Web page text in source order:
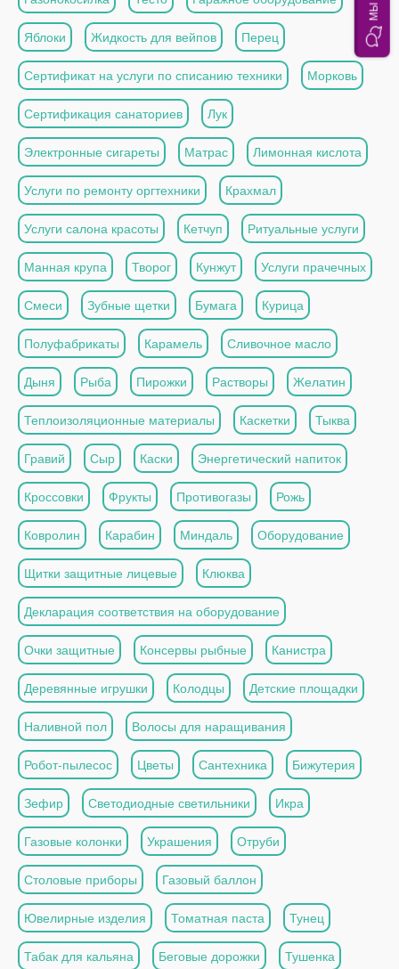
Яблоки Жидкость для вейпов Перец
Сертификат на услуги по списанию техники Морковь
Сертификация санаториев Лук
Электронные сигареты Матрас Лимонная кислота
Услуги по ремонту оргтехники Крахмал
Услуги салона красоты Кетчуп Ритуальные услуги
Манная крупа Творог Кунжут Услуги прачечных
Смеси Зубные щетки Бумага Курица
Полуфабрикаты Карамель Сливочное масло
Дыня Рыба Пирожки Растворы Желатин
Теплоизоляционные материалы Каскетки Тыква
Гравий Сыр Каски Энергетический напиток
Кроссовки Фрукты Противогазы Рожь
Ковролин Карабин Миндаль Оборудование
Щитки защитные лицевые Клюква
Декларация соответствия на оборудование
Очки защитные Консервы рыбные Канистра
Деревянные игрушки Колодцы Детские площадки
Наливной пол Волосы для наращивания
Робот-пылесос Цветы Сантехника Бижутерия
Зефир Светодиодные светильники Икра
Газовые колонки Украшения Отруби
Столовые приборы Газовый баллон
Ювелирные изделия Томатная паста Тунец
Табак для кальяна Беговые дорожки Тушенка